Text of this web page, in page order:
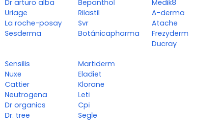
Dr arturo alba
Uriage
La roche-posay
Sesderma
Bepanthol
Rilastil
Svr
Botánicapharma
Medik8
A-derma
Atache
Frezyderm
Ducray
Sensilis
Nuxe
Cattier
Neutrogena
Dr organics
Dr. tree
Martiderm
Eladiet
Klorane
Leti
Cpi
Segle